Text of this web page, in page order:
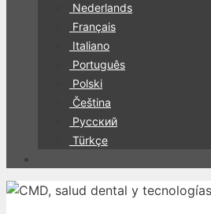
Nederlands
Français
Italiano
Português
Polski
Čeština
Русский
Türkçe